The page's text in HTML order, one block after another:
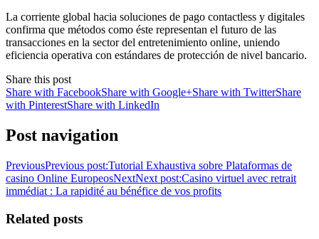
La corriente global hacia soluciones de pago contactless y digitales
confirma que métodos como éste representan el futuro de las
transacciones en la sector del entretenimiento online, uniendo
eficiencia operativa con estándares de protección de nivel bancario.
Share this post
Share with FacebookShare with Google+Share with TwitterShare
with PinterestShare with LinkedIn
Post navigation
PreviousPrevious post:Tutorial Exhaustiva sobre Plataformas de
casino Online EuropeosNextNext post:Casino virtuel avec retrait
immédiat : La rapidité au bénéfice de vos profits
Related posts